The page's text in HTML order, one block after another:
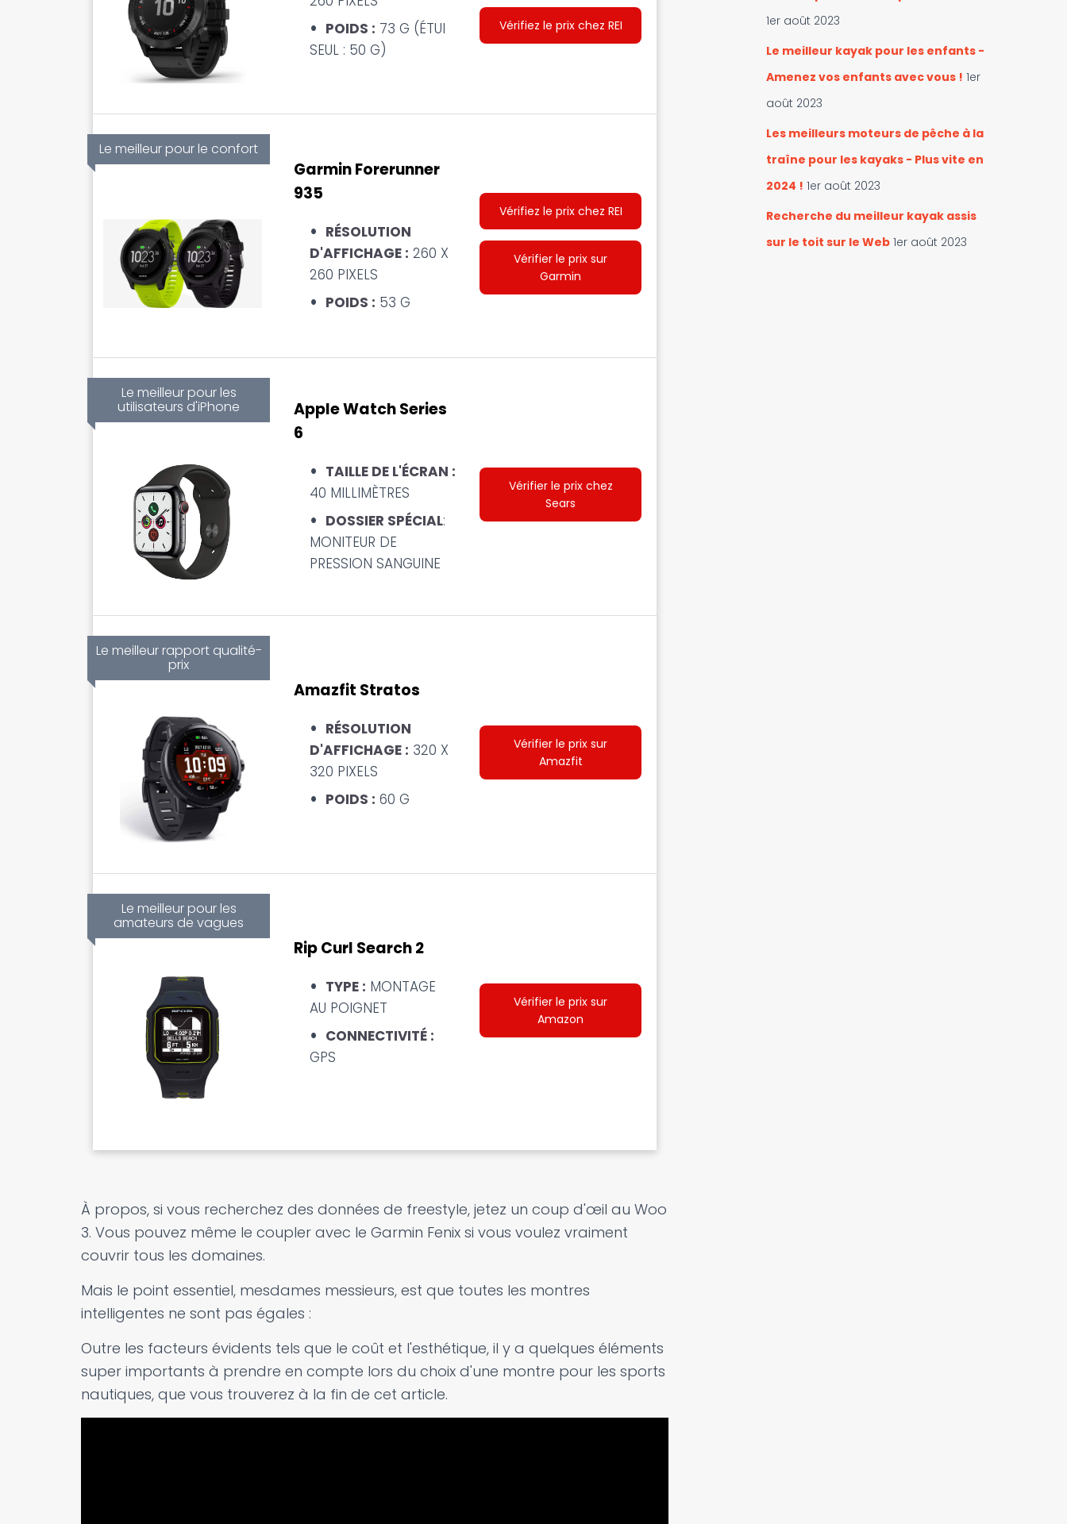
POIDS : 73 G (ÉTUI
SEUL : 50 G)
Vérifiez le prix chez REI
Le meilleur pour le confort
Garmin Forerunner
935
RÉSOLUTION
D'AFFICHAGE : 260 X
260 PIXELS
POIDS : 53 G
Vérifiez le prix chez REI
Vérifier le prix sur
Garmin
Le meilleur pour les
utilisateurs d'iPhone
Apple Watch Series
6
TAILLE DE L'ÉCRAN :
40 MILLIMÈTRES
DOSSIER SPÉCIAL:
MONITEUR DE
PRESSION SANGUINE
Vérifier le prix chez
Sears
Le meilleur rapport qualité-
prix
Amazfit Stratos
RÉSOLUTION
D'AFFICHAGE : 320 X
320 PIXELS
POIDS : 60 G
Vérifier le prix sur
Amazfit
Le meilleur pour les
amateurs de vagues
Rip Curl Search 2
TYPE : MONTAGE
AU POIGNET
CONNECTIVITÉ :
GPS
Vérifier le prix sur
Amazon
À propos, si vous recherchez des données de freestyle, jetez un coup d'œil au Woo
3. Vous pouvez même le coupler avec le Garmin Fenix si vous voulez vraiment
couvrir tous les domaines.
Mais le point essentiel, mesdames messieurs, est que toutes les montres
intelligentes ne sont pas égales :
Outre les facteurs évidents tels que le coût et l'esthétique, il y a quelques éléments
super importants à prendre en compte lors du choix d'une montre pour les sports
nautiques, que vous trouverez à la fin de cet article.
1er août 2023
Le meilleur kayak pour les enfants -
Amenez vos enfants avec vous ! 1er
août 2023
Les meilleurs moteurs de pêche à la
traîne pour les kayaks - Plus vite en
2024 ! 1er août 2023
Recherche du meilleur kayak assis
sur le toit sur le Web 1er août 2023